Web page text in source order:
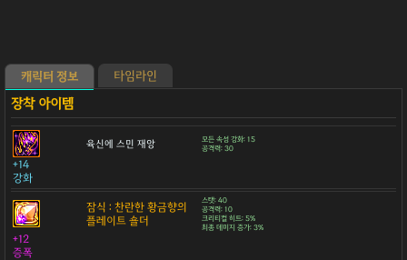
캐릭터 정보 타임라인
육신에 스민 재앙
모든 속성 강화: 15
공격력: 30
+14
강화
잠식 : 찬란한 황금향의
플레이트 숄더
스탯: 40
공격력: 10
크리티컬 히트: 5%
최종 데미지 증가: 3%
+12
증폭